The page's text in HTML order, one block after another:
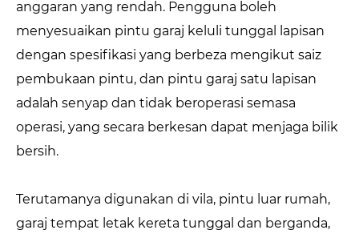
anggaran yang rendah. Pengguna boleh
menyesuaikan pintu garaj keluli tunggal lapisan
dengan spesifikasi yang berbeza mengikut saiz
pembukaan pintu, dan pintu garaj satu lapisan
adalah senyap dan tidak beroperasi semasa
operasi, yang secara berkesan dapat menjaga bilik
bersih.
Terutamanya digunakan di vila, pintu luar rumah,
garaj tempat letak kereta tunggal dan berganda,